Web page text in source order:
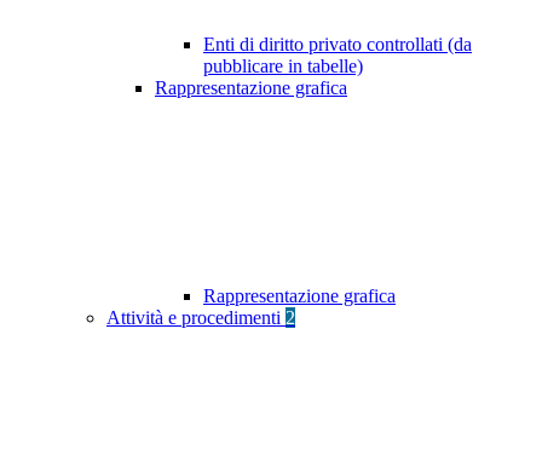
Enti di diritto privato controllati (da
pubblicare in tabelle)
Rappresentazione grafica
Rappresentazione grafica
Attività e procedimenti 2